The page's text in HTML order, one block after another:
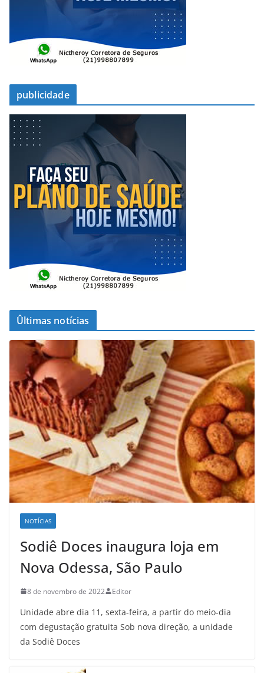
publicidade
Ûltimas notícias
NOTÍCIAS
Sodiê Doces inaugura loja em
Nova Odessa, São Paulo
8 de novembro de 2022 Editor
Unidade abre dia 11, sexta-feira, a partir do meio-dia
com degustação gratuita Sob nova direção, a unidade
da Sodiê Doces